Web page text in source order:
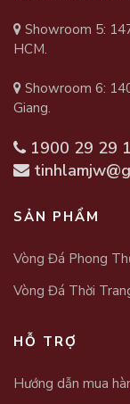
Showroom 5:
HCM.
Showroom 6:
Giang.
1900 29 29
SẢN PHẨM
Vòng Đá Phong
Vòng Đá Thời
HỖ TRỢ
Hướng dẫn mua